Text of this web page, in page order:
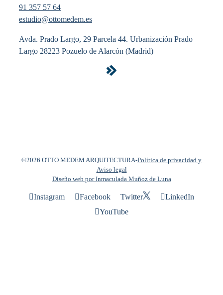
91 357 57 64
estudio@ottomedem.es
Avda. Prado Largo, 29 Parcela 44. Urbanización Prado
Largo 28223 Pozuelo de Alarcón (Madrid)
©2026 OTTO MEDEM ARQUITECTURA-Política de privacidad y
Aviso legal
Diseño web por Inmaculada Muñoz de Luna
Instagram Facebook Twitter
LinkedIn
YouTube